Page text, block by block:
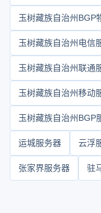
玉树藏族自治州BGP
玉树藏族自治州电信
玉树藏族自治州联通
玉树藏族自治州移动
玉树藏族自治州BGP
运城服务器 云浮
张家界服务器 驻